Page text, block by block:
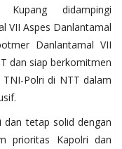
didampingi
VII Aspes Danlantamal
Danlantamal VII
dan siap berkomitmen
Polri di NTT dalam
dan tetap solid dengan
prioritas Kapolri dan